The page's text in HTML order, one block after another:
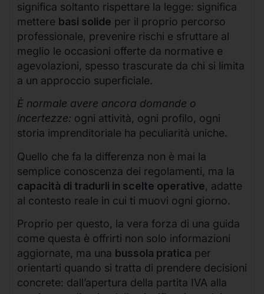
significa soltanto rispettare la legge: significa
mettere basi solide per il proprio percorso
professionale, prevenire rischi e sfruttare al
meglio le occasioni offerte da normative e
agevolazioni, spesso trascurate da chi si limita
a un approccio superficiale.
È normale avere ancora domande o
incertezze: ogni attività, ogni profilo, ogni
storia imprenditoriale ha peculiarità uniche.
Quello che fa la differenza non è mai la
semplice conoscenza dei regolamenti, ma la
capacità di tradurli in scelte operative, adatte
al contesto reale in cui ti muovi ogni giorno.
Proprio per questo, la vera forza di una guida
come questa è offrirti non solo informazioni
aggiornate, ma una bussola pratica per
orientarti quando si tratta di prendere decisioni
concrete: dall’apertura della partita IVA alla